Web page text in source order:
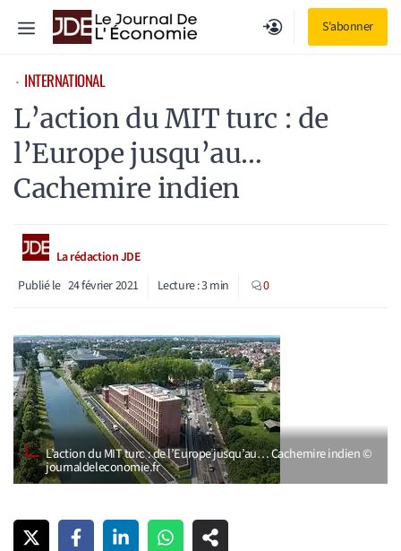
S'abonner
Menu
⋅ INTERNATIONAL
L’action du MIT turc : de
l’Europe jusqu’au…
Cachemire indien
La rédaction JDE
Publié le 24 février 2021 Lecture :3min 0
L’action du MIT turc : de l’Europe jusqu’au… Cachemire indien ©
journaldeleconomie.fr